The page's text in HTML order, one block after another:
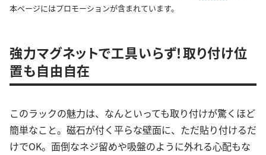
本ページにはプロモーションが含まれています。
強力マグネットで工具いらず！取り付け位
置も自由自在
このラックの魅力は、なんといっても取り付けが驚くほど
簡単なこと。磁石が付く平らな壁面に、ただ貼り付けるだ
けでOK。面倒なネジ留めや吸盤のように外れる心配もな